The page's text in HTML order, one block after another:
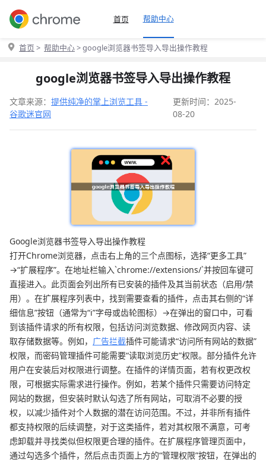
首页 帮助中心
首页 > 帮助中心> google浏览器书签导入导出操作教程
google浏览器书签导入导出操作教程
文章来源： 提供纯净的掌上浏览工具 -
谷歌迷官网
更新时间：2025-
08-20
Google浏览器书签导入导出操作教程
打开Chrome浏览器，点击右上角的三个点图标，选择“更多工具”
→“扩展程序”。在地址栏输入`chrome://extensions/`并按回车键可
直接进入。此页面会列出所有已安装的插件及其当前状态（启用/禁
用）。在扩展程序列表中，找到需要查看的插件，点击其右侧的“详
细信息”按钮（通常为“i”字母或齿轮图标）→在弹出的窗口中，可看
到该插件请求的所有权限，包括访问浏览数据、修改网页内容、读
取存储数据等。例如， 广告拦截插件可能请求“访问所有网站的数据”
权限，而密码管理插件可能需要“读取浏览历史”权限。部分插件允许
用户在安装后对权限进行调整。在插件的详情页面，若有权更改权
限，可根据实际需求进行操作。例如，若某个插件只需要访问特定
网站的数据，但安装时默认勾选了所有网站，可取消不必要的授
权，以减少插件对个人数据的潜在访问范围。不过，并非所有插件
都支持权限的后续调整，对于这类插件，若对其权限不满意，可考
虑卸载并寻找类似但权限更合理的插件。在扩展程序管理页面中，
通过勾选多个插件，然后点击页面上方的“管理权限”按钮，在弹出的